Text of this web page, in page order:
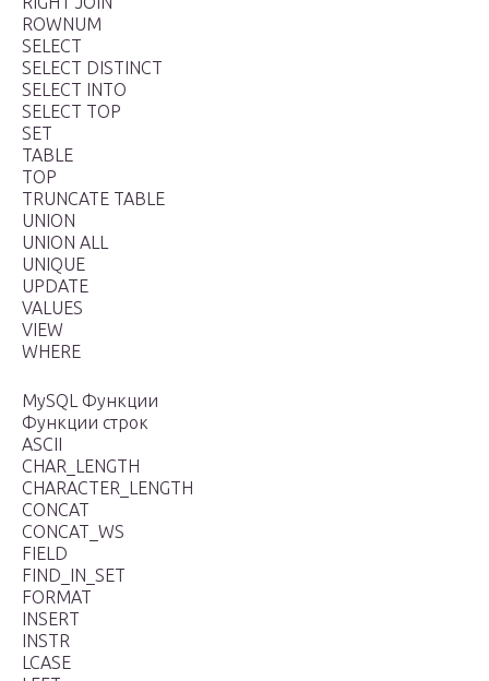
ROWNUM
SELECT
SELECT DISTINCT
SELECT INTO
SELECT TOP
SET
TABLE
TOP
TRUNCATE TABLE
UNION
UNION ALL
UNIQUE
UPDATE
VALUES
VIEW
WHERE
MySQL Функции
Функции строк
ASCII
CHAR_LENGTH
CHARACTER_LENGTH
CONCAT
CONCAT_WS
FIELD
FIND_IN_SET
FORMAT
INSERT
INSTR
LCASE